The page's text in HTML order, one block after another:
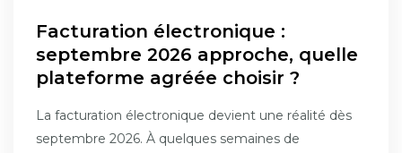
Facturation électronique :
septembre 2026 approche, quelle
plateforme agréée choisir ?
La facturation électronique devient une réalité dès
septembre 2026. À quelques semaines de